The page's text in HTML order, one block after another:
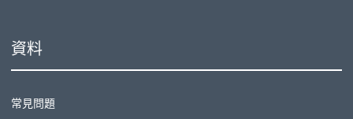
資料
常見問題